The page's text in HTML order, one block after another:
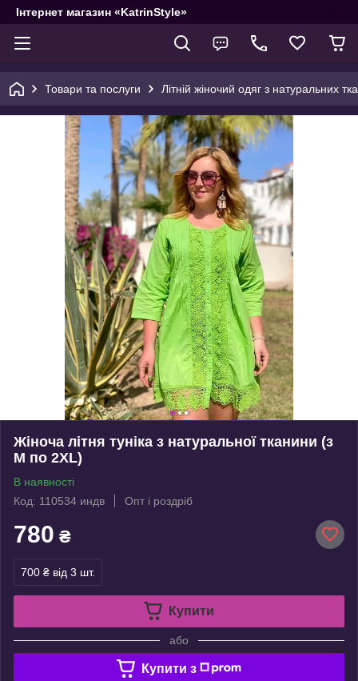
Інтернет магазин «KatrinStyle»
Товари та послуги Літній жіночий одяг з натуральних
Жіноча літня туніка з натуральної тканини (з
M по 2XL)
В наявності
Код: 110534 индв
Опт і роздріб
780 ₴
700 ₴ від 3 шт.
Купити
або
Купити з